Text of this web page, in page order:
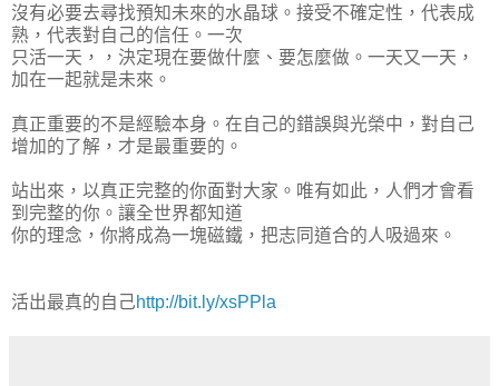
沒有必要去尋找預知未來的水晶球。接受不確定性，代表成
熟，代表對自己的信任。一次
只活一天，，決定現在要做什麼、要怎麼做。一天又一天，
加在一起就是未來。
真正重要的不是經驗本身。在自己的錯誤與光榮中，對自己
增加的了解，才是最重要的。
站出來，以真正完整的你面對大家。唯有如此，人們才會看
到完整的你。讓全世界都知道
你的理念，你將成為一塊磁鐵，把志同道合的人吸過來。
活出最真的自己http://bit.ly/xsPPla